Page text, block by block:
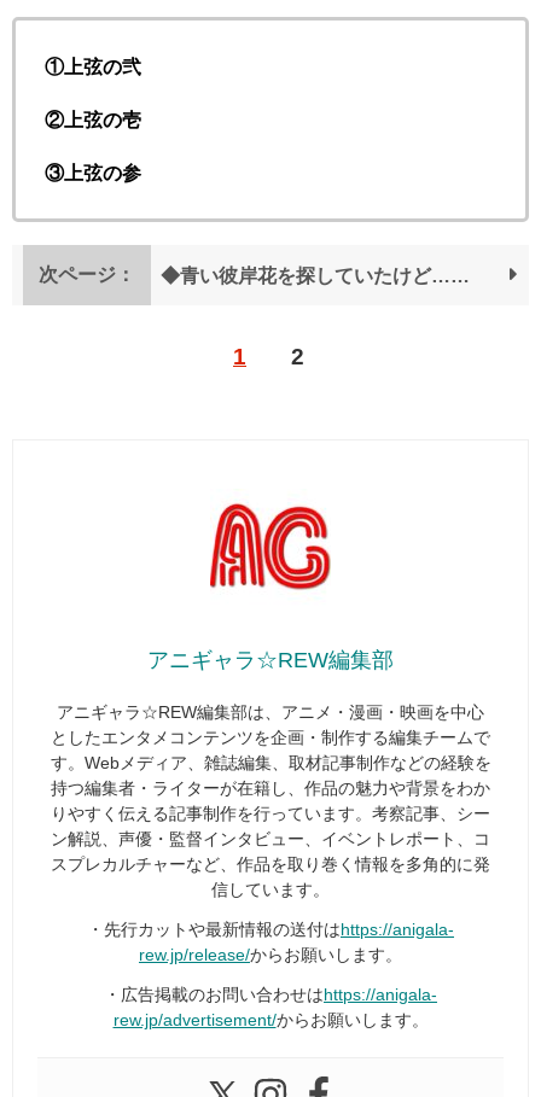
①上弦の弐
②上弦の壱
③上弦の参
次ページ： ◆青い彼岸花を探していたけど……
1 2
アニギャラ☆REW編集部
アニギャラ☆REW編集部は、アニメ・漫画・映画を中心
としたエンタメコンテンツを企画・制作する編集チームで
す。Webメディア、雑誌編集、取材記事制作などの経験を
持つ編集者・ライターが在籍し、作品の魅力や背景をわか
りやすく伝える記事制作を行っています。考察記事、シー
ン解説、声優・監督インタビュー、イベントレポート、コ
スプレカルチャーなど、作品を取り巻く情報を多角的に発
信しています。
・先行カットや最新情報の送付は https://anigala-
rew.jp/release/からお願いします。
・広告掲載のお問い合わせは https://anigala-
rew.jp/advertisement/からお願いします。